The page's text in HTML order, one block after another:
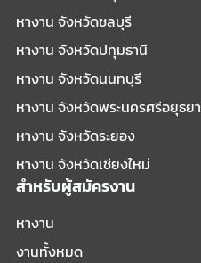
หางาน จังหวัดชลบุรี
หางาน จังหวัดปทุมธานี
หางาน จังหวัดนนทบุรี
หางาน จังหวัดพระนครศรีอยุธยา
หางาน จังหวัดระยอง
หางาน จังหวัดเชียงใหม่
สำหรับผู้สมัครงาน
หางาน
งานทั้งหมด